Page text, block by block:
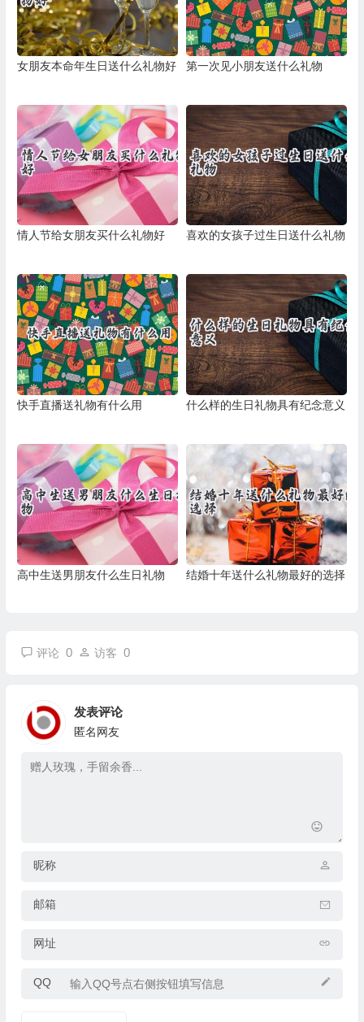
女朋友本命年生日送什么礼物好 第一次见小朋友送什么礼物
情人节给女朋友买什么礼物好 喜欢的女孩子过生日送什么礼物
快手直播送礼物有什么用 什么样的生日礼物具有纪念意义
高中生送男朋友什么生日礼物 结婚十年送什么礼物最好的选择
评论 0 访客 0
发表评论
匿名网友
昵称
邮箱
网址
QQ